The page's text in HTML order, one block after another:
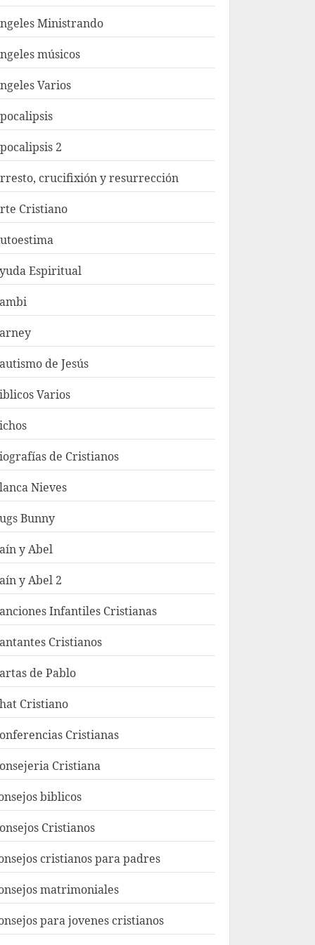
Ministrando
músicos
Varios
2
crucifixión y resurrección
Cristiano
Espiritual
de Jesús
Varios
de Cristianos
Nieves
Bunny
y Abel
y Abel 2
Infantiles Cristianas
Cristianos
de Pablo
Cristiano
Cristianas
Cristiana
biblicos
Cristianos
cristianos para padres
matrimoniales
para jovenes cristianos